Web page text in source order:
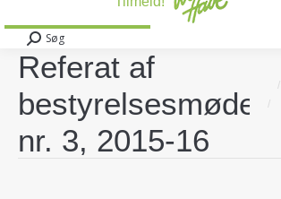
Search:
Søg
Referat af
bestyrelsesmøde
nr. 3, 2015-16